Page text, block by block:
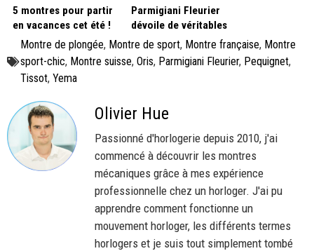
5 montres pour partir
en vacances cet été !
Parmigiani Fleurier
dévoile de véritables
chefs-d’œuvre à
W&W2025 !
Montre de plongée, Montre de sport, Montre française, Montre
sport-chic, Montre suisse, Oris, Parmigiani Fleurier, Pequignet,
Tissot, Yema
Olivier Hue
Passionné d'horlogerie depuis 2010, j'ai
commencé à découvrir les montres
mécaniques grâce à mes expérience
professionnelle chez un horloger. J'ai pu
apprendre comment fonctionne un
mouvement horloger, les différents termes
horlogers et je suis tout simplement tombé